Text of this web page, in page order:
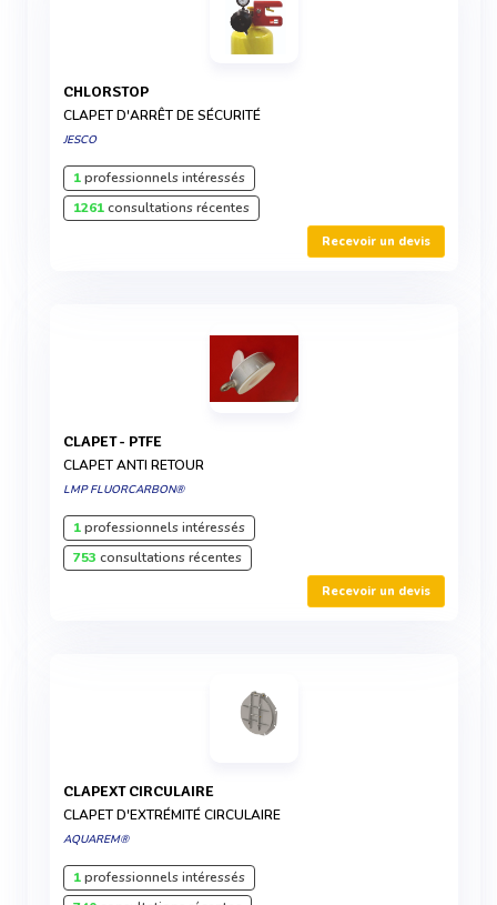
CHLORSTOP
CLAPET D'ARRÊT DE SÉCURITÉ
JESCO
1professionnels intéressés
1261consultations récentes
Recevoir un devis
CLAPET - PTFE
CLAPET ANTI RETOUR
LMP FLUORCARBON®
1professionnels intéressés
753 consultations récentes
Recevoir un devis
CLAPEXT CIRCULAIRE
CLAPET D'EXTRÉMITÉ CIRCULAIRE
AQUAREM®
1professionnels intéressés